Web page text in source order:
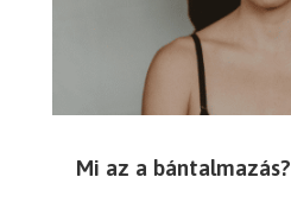
Mi az a bántalmazás?